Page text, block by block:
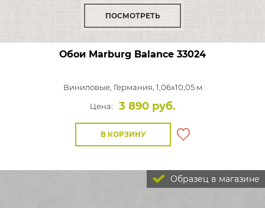
ПОСМОТРЕТЬ
Обои Marburg Balance 33024
Виниловые, Германия, 1,06x10,05 м
Цена:
3 890 руб.
В КОРЗИНУ
Образец в магазине